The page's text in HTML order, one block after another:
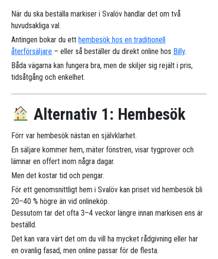
När du ska beställa markiser i Svalöv handlar det om två
huvudsakliga val.
Antingen bokar du etthembesök hos en traditionell
återförsäljare – eller så beställer du direkt online hos Billy.
Båda vägarna kan fungera bra, men de skiljer sig rejält i pris,
tidsåtgång och enkelhet.
Alternativ 1: Hembesök
Förr var hembesök nästan en självklarhet.
En säljare kommer hem, mäter fönstren, visar tygprover och
lämnar en offert inom några dagar.
Men det kostar tid och pengar.
För ett genomsnittligt hem i Svalöv kan priset vid hembesök bli
20–40 % högre än vid onlineköp.
Dessutom tar det ofta 3–4 veckor längre innan markisen ens är
beställd.
Det kan vara värt det om du vill ha mycket rådgivning eller har
en ovanlig fasad, men online passar för de flesta.